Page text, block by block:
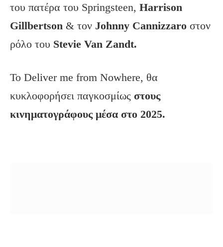
του πατέρα του Springsteen, Harrison
Gillbertson & τον Johnny Cannizzaro στον
ρόλο του Stevie Van Zandt.
To Deliver me from Nowhere, θα
κυκλοφορήσει παγκοσμίως στους
κινηματογράφους μέσα στο 2025.